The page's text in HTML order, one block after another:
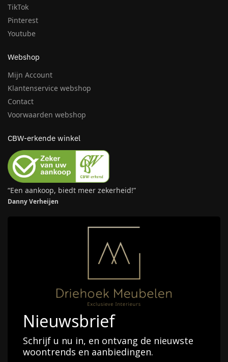
TikTok
Pinterest
Youtube
Webshop
Mijn Account
Klantenservice webshop
Contact
Voorwaarden webshop
CBW-erkende winkel
“Een aankoop, biedt meer zekerheid!”
Danny Verheijen
Nieuwsbrief
Schrijf u nu in, en ontvang de nieuwste
woontrends en aanbiedingen.